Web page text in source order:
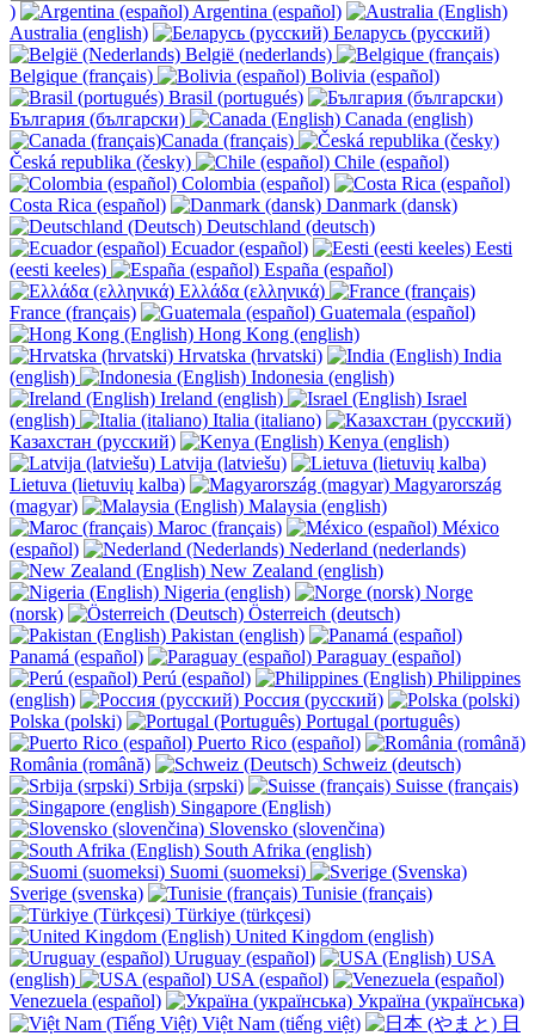
)
Argentina (español)
Australia (english)
Беларусь (русский)
België (nederlands)
Belgique (français)
Bolivia (español)
Brasil (portugués)
България (български)
Canada (english)
Canada (français)
Česká republika (česky)
Chile (español)
Colombia (español)
Costa Rica (español)
Danmark (dansk)
Deutschland (deutsch)
Ecuador (español)
Eesti
(eesti keeles)
España (español)
Ελλάδα (ελληνικά)
France (français)
Guatemala (español)
Hong Kong (english)
Hrvatska (hrvatski)
India
(english)
Indonesia (english)
Ireland (english)
Israel
(english)
Italia (italiano)
Казахстан (русский)
Kenya (english)
Latvija (latviešu)
Lietuva (lietuvių kalba)
Magyarország
(magyar)
Malaysia (english)
Maroc (français)
México
(español)
Nederland (nederlands)
New Zealand (english)
Nigeria (english)
Norge
(norsk)
Österreich (deutsch)
Pakistan (english)
Panamá (español)
Paraguay (español)
Perú (español)
Philippines
(english)
Россия (русский)
Polska (polski)
Portugal (português)
Puerto Rico (español)
România (română)
Schweiz (deutsch)
Srbija (srpski)
Suisse (français)
Singapore (English)
Slovensko (slovenčina)
South Afrika (english)
Suomi (suomeksi)
Sverige (svenska)
Tunisie (français)
Türkiye (türkçesi)
United Kingdom (english)
Uruguay (español)
USA
(english)
USA (español)
Venezuela (español)
Україна (українська)
Việt Nam (tiếng việt)
日